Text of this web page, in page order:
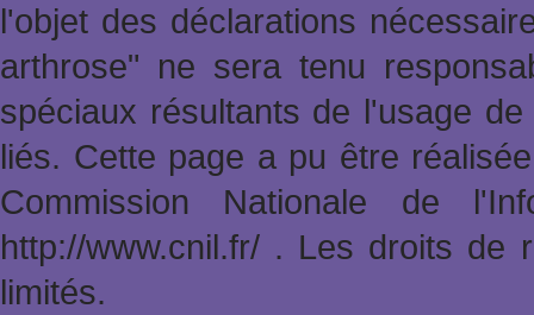
l'objet des déclarations
arthrose" ne sera tenu
spéciaux résultants de l'usage
liés. Cette page a pu être
Commission Nationale de
http://www.cnil.fr/ . Les droits de
limités.